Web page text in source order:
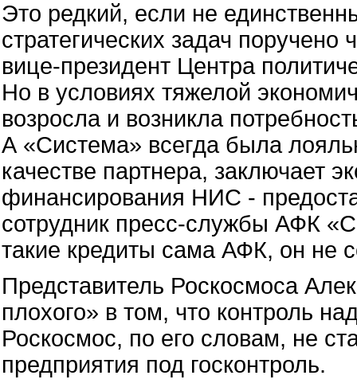
Это редкий, если не
стратегических задач
вице-президент Центра
Но в условиях тяжелой
возросла и возникла
А «Система» всегда была
качестве партнера, заключает
финансирования НИС -
сотрудник пресс-службы АФК
такие кредиты сама АФК, он не
Представитель Роскосмоса
плохого» в том, что контроль
Роскосмос, по его словам, не
предприятия под госконтроль.